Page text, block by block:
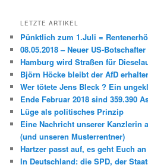
LETZTE ARTIKEL
Pünktlich zum 1.Juli =
08.05.2018 – Neuer US-
Hamburg wird Straßen für
Björn Höcke bleibt der AfD
Wer tötete Jens Bleck ? Ein
Ende Februar 2018 sind 359.390
Lüge als politisches Prinzip
Eine Nachricht unserer Kanzlerin
(und unseren Musterrentner)
Hartzer passt auf, es geht Euch
In Deutschland: die SPD, der